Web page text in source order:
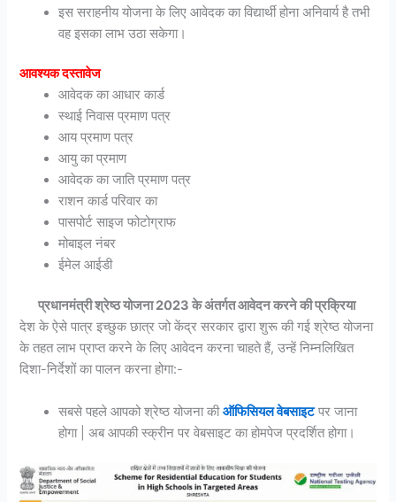
इस सराहनीय योजना के लिए आवेदक का विद्यार्थी होना अनिवार्य है तभी
वह इसका लाभ उठा सकेगा।
आवश्यक दस्तावेज
आवेदक का आधार कार्ड
स्थाई निवास प्रमाण पत्र
आय प्रमाण पत्र
आयु का प्रमाण
आवेदक का जाति प्रमाण पत्र
राशन कार्ड परिवार का
पासपोर्ट साइज फोटोग्राफ
मोबाइल नंबर
ईमेल आईडी
प्रधानमंत्री श्रेष्ठ योजना 2023 के अंतर्गत आवेदन करने की प्रक्रिया
देश के ऐसे पात्र इच्छुक छात्र जो केंद्र सरकार द्वारा शुरू की गई श्रेष्ठ योजना
के तहत लाभ प्राप्त करने के लिए आवेदन करना चाहते हैं, उन्हें निम्नलिखित
दिशा-निर्देशों का पालन करना होगा:-
सबसे पहले आपको श्रेष्ठ योजना कीऑफिसियल वेबसाइटपर जाना
होगा | अब आपकी स्क्रीन पर वेबसाइट का होमपेज प्रदर्शित होगा।